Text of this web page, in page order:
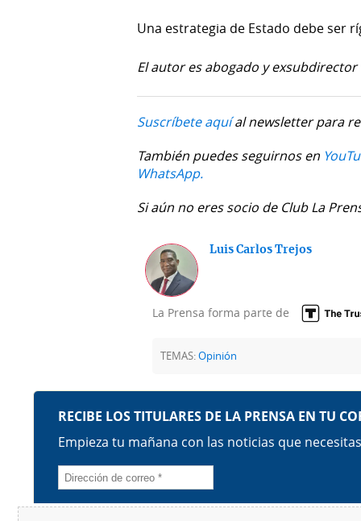
Una estrategia de Estado debe ser
El autor es abogado y
Suscríbete aquíal newsletter para
También puedes seguirnos en
WhatsApp.
Si aún no eres socio de Club La
Luis Carlos Trejos
La Prensa forma parte de
TEMAS:Opinión